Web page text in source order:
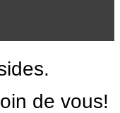
de vous!